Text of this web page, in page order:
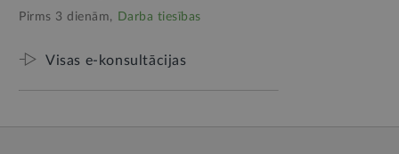
Pirms 3 dienām, Darba tiesības
Visas e-konsultācijas